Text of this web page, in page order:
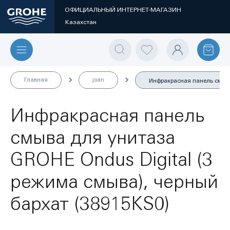
ОФИЦИАЛЬНЫЙ ИНТЕРНЕТ-МАГАЗИН
Казахстан
Главная joan Инфракрасная панель
Инфракрасная панель
смыва для унитаза
GROHE Ondus Digital (3
режима смыва), черный
бархат (38915KS0)